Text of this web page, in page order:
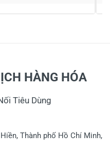
HÀNG HÓA
Tiêu Dùng
Thành phố Hồ Chí Minh,